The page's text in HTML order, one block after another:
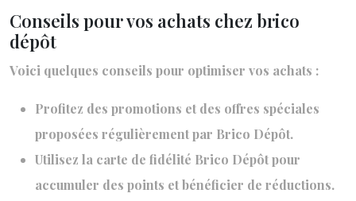
Conseils pour vos achats chez brico
dépôt
Voici quelques conseils pour optimiser vos achats :
Profitez des promotions et des offres spéciales
proposées régulièrement par Brico Dépôt.
Utilisez la carte de fidélité Brico Dépôt pour
accumuler des points et bénéficier de réductions.